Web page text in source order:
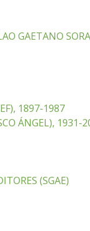
GAETANO
1897-1987
ÁNGEL), 1931-
(SGAE)